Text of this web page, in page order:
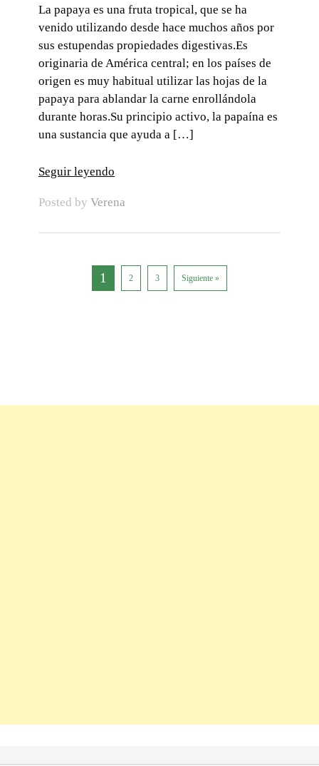
La papaya es una fruta tropical, que se ha
venido utilizando desde hace muchos años por
sus estupendas propiedades digestivas.Es
originaria de América central; en los países de
origen es muy habitual utilizar las hojas de la
papaya para ablandar la carne enrollándola
durante horas.Su principio activo, la papaína es
una sustancia que ayuda a […]
Seguir leyendo
Posted by Verena
1 2 3 Siguiente »